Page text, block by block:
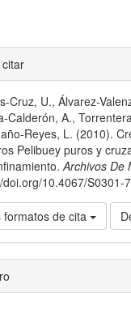
Cruz, U., Álvarez-
Calderón, A.,
Reyes, L. (2010).
Pelibuey puros y
Archivos De
doi.org/10.4067/S0301-
formatos de cita